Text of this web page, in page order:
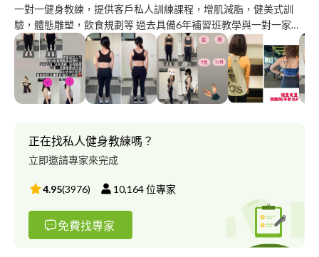
一對一健身教練，提供客戶私人訓練課程，增肌減脂，健美式訓
驗，體態雕塑，飲食規劃等 過去具備6年補習班教學與一對一家教
經驗，喜歡教學，喜歡孩子。
正在找私人健身教練嗎？
立即邀請專家來完成
4.95(3976) 10,164位專家
免費找專家